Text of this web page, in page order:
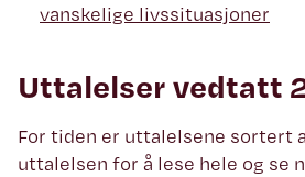
vanskelige livssituasjoner
Uttalelser vedtatt
For tiden er uttalelsene sortert
uttalelsen for å lese hele og se